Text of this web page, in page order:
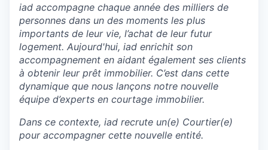
iad accompagne chaque année des milliers de
personnes dans un des moments les plus
importants de leur vie, l’achat de leur futur
logement. Aujourd'hui, iad enrichit son
accompagnement en aidant également ses clients
à obtenir leur prêt immobilier. C’est dans cette
dynamique que nous lançons notre nouvelle
équipe d’experts en courtage immobilier.
Dans ce contexte, iad recrute un(e) Courtier(e)
pour accompagner cette nouvelle entité.